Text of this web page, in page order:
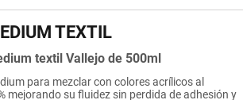
TEXTIL
textil Vallejo de 500ml
para mezclar con colores acrílicos al
mejorando su fluidez sin perdida de adhesión y